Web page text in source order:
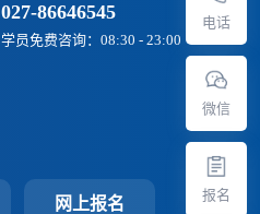
027-86646545
学员免费咨询：08:30 - 23:00
网上报名
电话
微信
报名